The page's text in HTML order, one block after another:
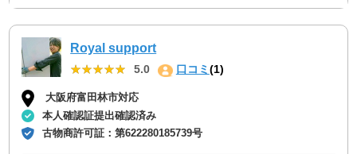
Royal support
★★★★★
★★★★★ 5.0 口コミ(1)
大阪府富田林市対応
本人確認証提出確認済み
古物商許可証：第622280185739号